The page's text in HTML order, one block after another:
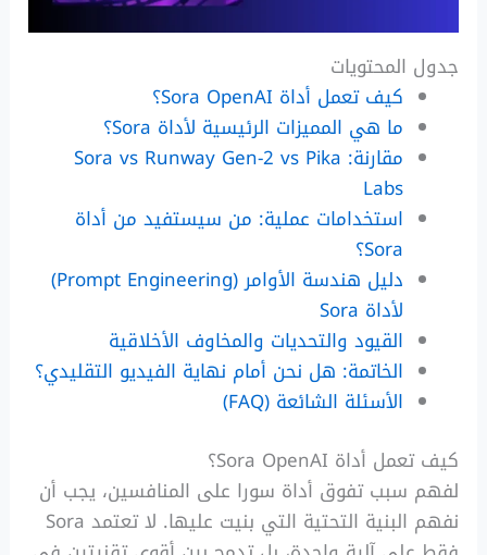
جدول المحتويات
كيف تعمل أداة Sora OpenAI؟
ما هي المميزات الرئيسية لأداة Sora؟
مقارنة: Sora vs Runway Gen-2 vs Pika
Labs
استخدامات عملية: من سيستفيد من أداة
Sora؟
دليل هندسة الأوامر (Prompt Engineering)
لأداة Sora
القيود والتحديات والمخاوف الأخلاقية
الخاتمة: هل نحن أمام نهاية الفيديو التقليدي؟
الأسئلة الشائعة (FAQ)
كيف تعمل أداة Sora OpenAI؟
لفهم سبب تفوق أداة سورا على المنافسين، يجب أن
نفهم البنية التحتية التي بنيت عليها. لا تعتمد Sora